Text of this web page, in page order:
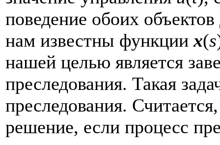
поведение обоих
нам известны функцииx(s
нашей целью является
преследования. Такая
преследования.
решение, если процесс